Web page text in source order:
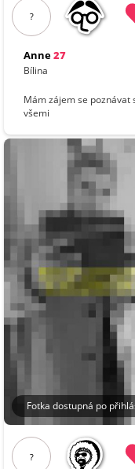
?
Anne27
Bílina
Mám zájem se poznávat
všemi
Fotka dostupná po
?